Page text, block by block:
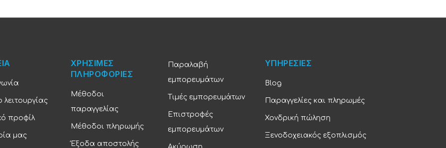
προφίλ
μας
ΧΡΗΣΙΜΕΣ
ΠΛΗΡΟΦΟΡΙΕΣ
Μέθοδοι
παραγγελίας
Μέθοδοι πληρωμής
Έξοδα αποστολής
Παραλαβή
εμπορευμάτων
Τιμές εμπορευμάτων
Επιστροφές
εμπορευμάτων
Ακύρωση
ΥΠΗΡΕΣΙΕΣ
Blog
Παραγγελίες και πληρωμές
Χονδρική πώληση
Ξενοδοχειακός εξοπλισμός